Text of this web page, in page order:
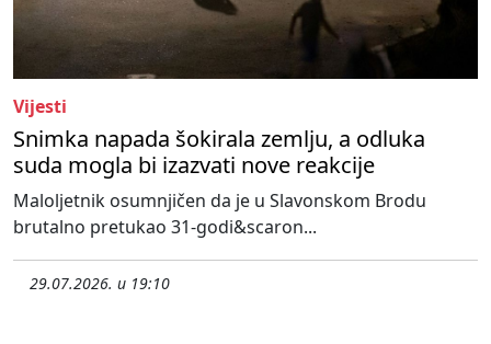
Vijesti
Snimka napada šokirala zemlju, a odluka
suda mogla bi izazvati nove reakcije
Maloljetnik osumnjičen da je u Slavonskom Brodu
brutalno pretukao 31-godi&scaron...
29.07.2026. u 19:10